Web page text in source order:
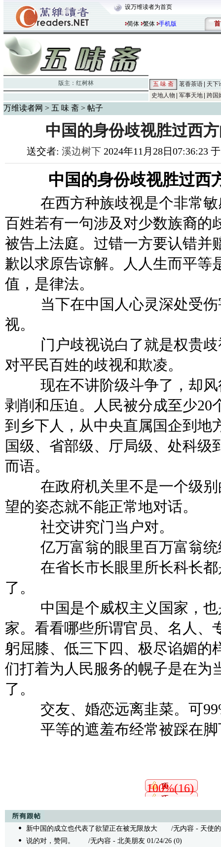
设万维读者为首页
简体 繁体 手机版 首
版主： 红树林 五 味 斋 茗香茶语
天下
史地人物
军事天地 跨国
万维读者网 > 五 味 斋 > 帖子
中国的身份歧视胜过西
送交者: 溪边树下 2024年11月28日07:36:23
中国的身份歧视胜过西
在西方种族歧视是个非常
百姓若有一句涉及对少数族裔的
被告上法庭。过错一方要认错并
歉以求原告谅解。人人生而平等
值，是律法。
当下在中国人心灵深处受
视。
门户歧视说白了就是权贵
对平民百姓的歧视和欺凌。
现在不讲阶级斗争了，却
剥削和压迫。人民被分成至少20
到乡下人，从中央直属国企到地
国级、省部级、厅局级、处科级
而语。
在政府机关里不是一个级
望的姿态就不能正常地对话。
社交讲究门当户对。
亿万富翁的眼里百万富翁
在省长市长眼里所长科长
了。
中国是个威权主义国家，
家。看看哪些所谓官员、名人、
躬屈膝、低三下四、极尽谄媚的
们打着为人民服务的幌子是在为
了。
交友、婚恋远离韭菜。可
平等的遮羞布经常被踩在
100%(16)
新中国的成立也代表了欲望正在被无限放大 /无内容 - 天使的
说的对，赞同。
/无内容 - 北美朋友 01/24/26 (0)